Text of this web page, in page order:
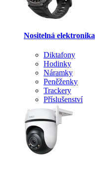
Nositelná elektronika
Diktafony
Hodinky
Náramky
Peněženky
Trackery
Příslušenství